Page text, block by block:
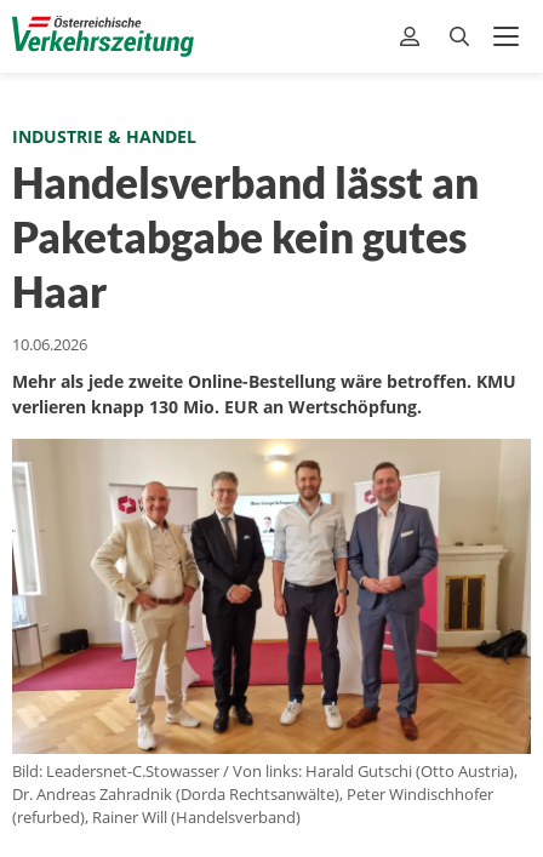
INDUSTRIE & HANDEL
Handelsverband lässt an
Paketabgabe kein gutes
Haar
10.06.2026
Mehr als jede zweite Online-Bestellung wäre betroffen. KMU
verlieren knapp 130 Mio. EUR an Wertschöpfung.
Bild: Leadersnet-C.Stowasser / Von links: Harald Gutschi (Otto Austria),
Dr. Andreas Zahradnik (Dorda Rechtsanwälte), Peter Windischhofer
(refurbed), Rainer Will (Handelsverband)